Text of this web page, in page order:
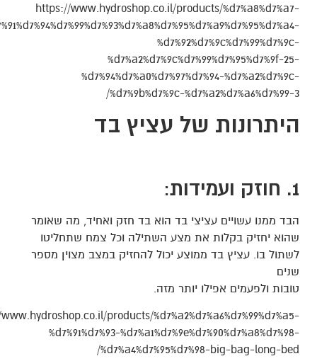
https://www.hydroshop.co.il/products/%d7%a8%d7%a7-
%d7%92%d7%9c%d7%99%d7%9c-
%d7%a2%d7%9c%d7%99%d7%95%d7%9f-25-
%d7%94%d7%a0%d7%97%d7%94-%d7%a2%d7%9c-
%d7%9b%d7%9c-%d7%a2%d7%a6%d7%99-3/
היתרונות של עציץ בד
1. חוזק ועמידות :
הבד ממנו עשויים עציצי בד הוא בד חזק ואחיד, מה שאומר
שהוא יחזיק בקלות את מצע השתילה וכל צמח שתחליטו
לשתול בו. עציץ בד ממוצע יכול להחזיק במצב מצוין מספר
שנים
טובות ולפעמים אפילו יותר מזה.
products/%d7%a2%d7%a6%d7%99%d7%a5-
%d7%91%d7%93-%d7%a1%d7%9e%d7%90%d7%a8%d7%98-
%d7%a4%d7%95%d7%98-big-bag-long-bed/